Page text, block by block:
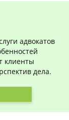
адвокатов
клиенты
дела.